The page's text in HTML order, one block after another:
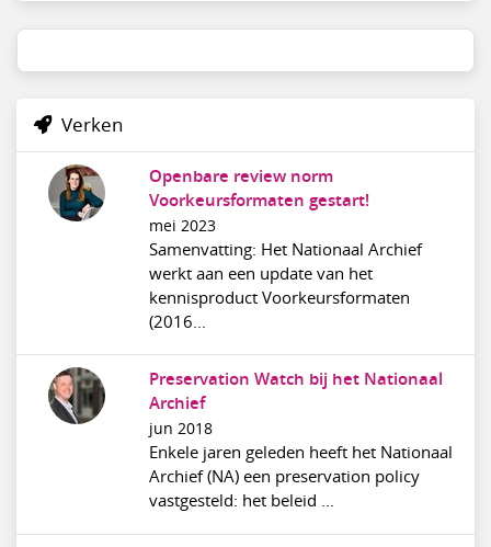
Verken
Openbare review norm
Voorkeursformaten gestart!
mei 2023
Samenvatting: Het Nationaal Archief
werkt aan een update van het
kennisproduct Voorkeursformaten
(2016...
Preservation Watch bij het Nationaal
Archief
jun 2018
Enkele jaren geleden heeft het Nationaal
Archief (NA) een preservation policy
vastgesteld: het beleid ...